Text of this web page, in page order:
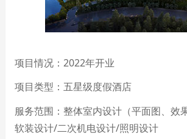
项目情况：2022年开业
项目类型：五星级度假酒店
服务范围：整体室内设计（平面图、效
软装设计/二次机电设计/照明设计